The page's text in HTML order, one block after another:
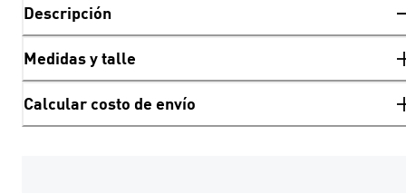
Descripción
Medidas y talle
Calcular costo de envío